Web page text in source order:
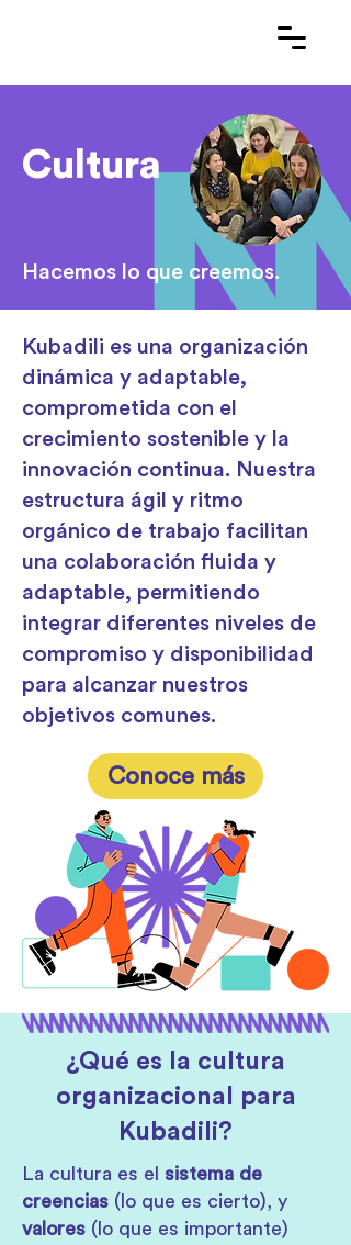
Cultura
Hacemos lo que creemos.
Kubadili es una organización
dinámica y adaptable,
comprometida con el
crecimiento sostenible y la
innovación continua. Nuestra
estructura ágil y ritmo
orgánico de trabajo facilitan
una colaboración fluida y
adaptable, permitiendo
integrar diferentes niveles de
compromiso y disponibilidad
para alcanzar nuestros
objetivos comunes.
Conoce más
¿Qué es la cultura
organizacional para
Kubadili?
La cultura es el sistema de
creencias (lo que es cierto), y
valores (lo que es importante)